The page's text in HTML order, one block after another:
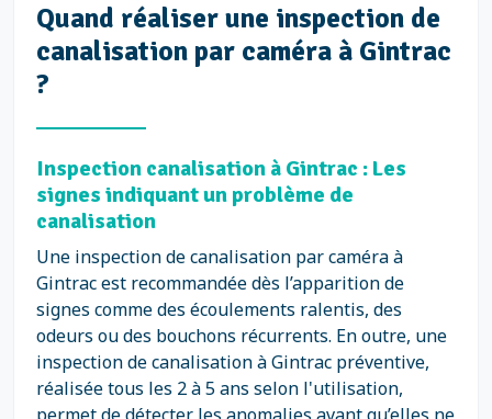
Quand réaliser une inspection de
canalisation par caméra à Gintrac
?
Inspection canalisation à Gintrac : Les
signes indiquant un problème de
canalisation
Une inspection de canalisation par caméra à
Gintrac est recommandée dès l’apparition de
signes comme des écoulements ralentis, des
odeurs ou des bouchons récurrents. En outre, une
inspection de canalisation à Gintrac préventive,
réalisée tous les 2 à 5 ans selon l'utilisation,